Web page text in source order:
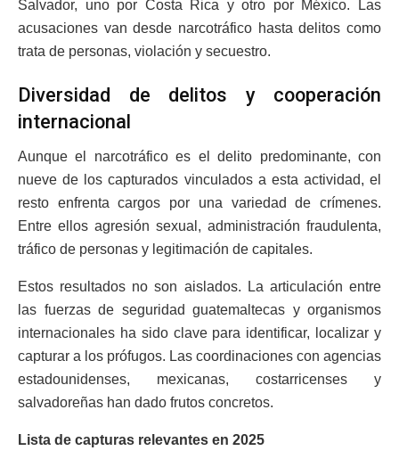
Salvador, uno por Costa Rica y otro por México. Las
acusaciones van desde narcotráfico hasta delitos como
trata de personas, violación y secuestro.
Diversidad de delitos y cooperación
internacional
Aunque el narcotráfico es el delito predominante, con
nueve de los capturados vinculados a esta actividad, el
resto enfrenta cargos por una variedad de crímenes.
Entre ellos agresión sexual, administración fraudulenta,
tráfico de personas y legitimación de capitales.
Estos resultados no son aislados. La articulación entre
las fuerzas de seguridad guatemaltecas y organismos
internacionales ha sido clave para identificar, localizar y
capturar a los prófugos. Las coordinaciones con agencias
estadounidenses, mexicanas, costarricenses y
salvadoreñas han dado frutos concretos.
Lista de capturas relevantes en 2025